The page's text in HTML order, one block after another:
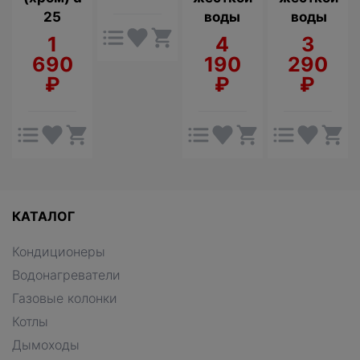
25
1
690
₽
воды
4
190
₽
воды
3
290
₽
КАТАЛОГ
Кондиционеры
Водонагреватели
Газовые колонки
Котлы
Дымоходы